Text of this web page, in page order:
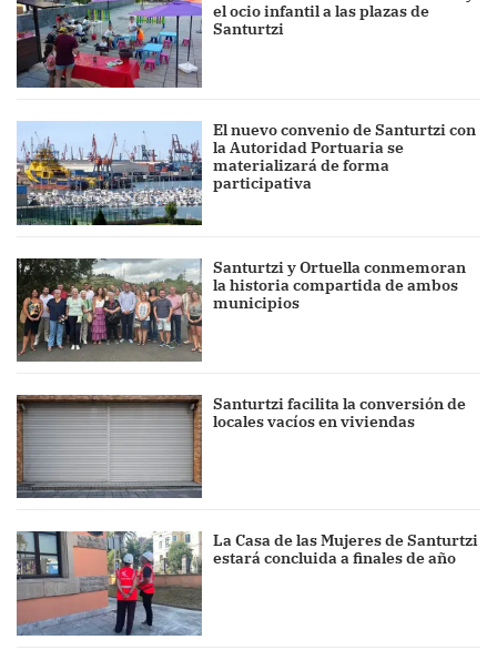
el ocio infantil a las plazas de
Santurtzi
El nuevo convenio de Santurtzi con
la Autoridad Portuaria se
materializará de forma
participativa
Santurtzi y Ortuella conmemoran
la historia compartida de ambos
municipios
Santurtzi facilita la conversión de
locales vacíos en viviendas
La Casa de las Mujeres de Santurtzi
estará concluida a finales de año